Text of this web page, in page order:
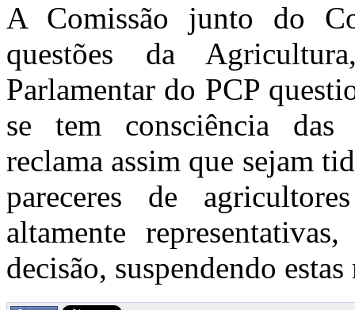
A Comissão junto do
questões da
Parlamentar do PCP
se tem consciência das
reclama assim que sejam
pareceres de
altamente
decisão, suspendendo